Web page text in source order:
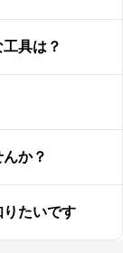
具は？
か？
りたいです